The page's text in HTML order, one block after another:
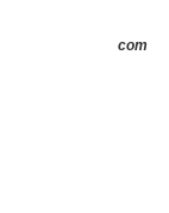
com